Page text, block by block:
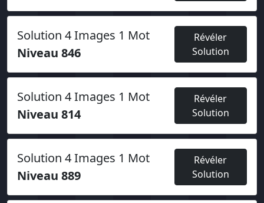
Solution 4 Images 1 Mot
Niveau 846
Révéler
Solution
Solution 4 Images 1 Mot
Niveau 814
Révéler
Solution
Solution 4 Images 1 Mot
Niveau 889
Révéler
Solution